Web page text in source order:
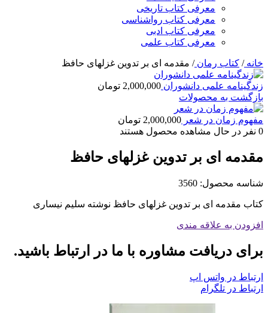
معرفی کتاب تاریخی
معرفی کتاب رواشناسی
معرفی کتاب ادبی
معرفی کتاب علمی
خانه/ کتاب رمان/ مقدمه ای بر تدوین غزلهای حافظ
زندگینامه علمی دانشوران 2,000,000 تومان
بازگشت به محصولات
مفهوم زمان در شعر 2,000,000 تومان
0 نفر در حال مشاهده محصول هستند
مقدمه ای بر تدوین غزلهای حافظ
شناسه محصول: 3560
کتاب مقدمه ای بر تدوین غزلهای حافظ نوشته سلیم نیساری
افزودن به علاقه مندی
برای دریافت مشاوره با ما در ارتباط باشید.
ارتباط در واتس اپ
ارتباط در تلگرام